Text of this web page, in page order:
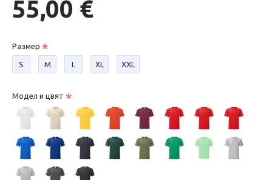
55,00 €
Размер
S М L XL XXL
Модел и цвят